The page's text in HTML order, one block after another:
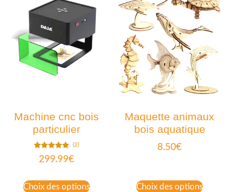
Machine cnc bois
particulier
Note
5.00
(2)
299.99€
Choix des options
Maquette animaux
bois aquatique
8.50€
Choix des options